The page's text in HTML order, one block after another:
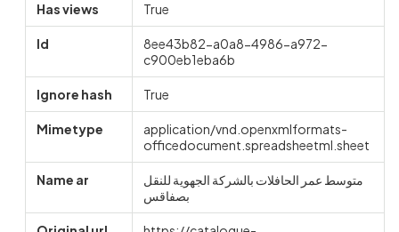
Has views True
Id
8ee43b82-a0a8-4986-a972-
c900eb1eba6b
Ignore hash True
Mimetype
application/vnd.openxmlformats-
officedocument.spreadsheetml.sheet
Name ar
متوسط عمر الحافلات بالشركة الجهوية للنقل
بصفاقس